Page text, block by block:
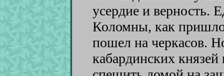
усердие и верность.
Коломны, как пришло
пошел на черкасов.
кабардинских